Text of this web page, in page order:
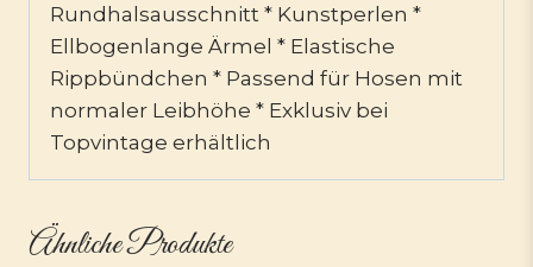
Rundhalsausschnitt * Kunstperlen *
Ellbogenlange Ärmel * Elastische
Rippbündchen * Passend für Hosen mit
normaler Leibhöhe * Exklusiv bei
Topvintage erhältlich
Ähnliche Produkte